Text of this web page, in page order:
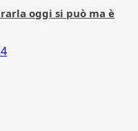
oggi si può ma è